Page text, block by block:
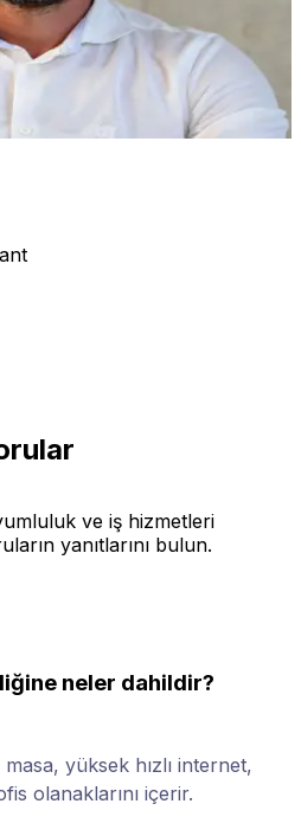
ve iş hizmetleri
yanıtlarını bulun.
neler dahildir?
yüksek hızlı internet,
olanaklarını içerir.